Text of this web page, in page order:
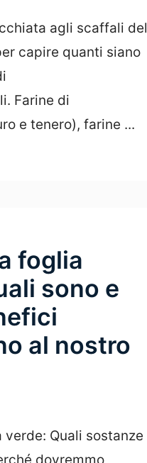
agli scaffali del
capire quanti siano
Farine di
e tenero), farine ...
foglia
sono e
al nostro
Quali sostanze